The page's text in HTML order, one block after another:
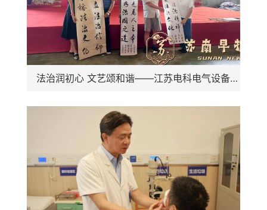
法治润初心 文艺颂和谐——江苏电科电气设备公司企业法治文艺演出